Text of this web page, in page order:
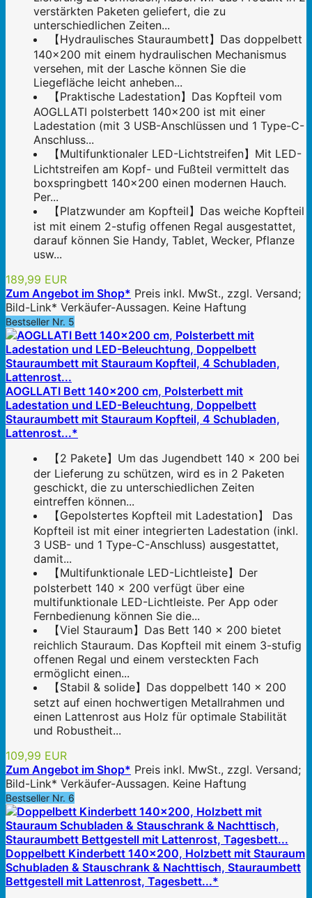
verstärkten Paketen geliefert, die zu
unterschiedlichen Zeiten...
【Hydraulisches Stauraumbett】Das doppelbett
140x200 mit einem hydraulischen Mechanismus
versehen, mit der Lasche können Sie die
Liegefläche leicht anheben...
【Praktische Ladestation】Das Kopfteil vom
AOGLLATI polsterbett 140x200 ist mit einer
Ladestation (mit 3 USB-Anschlüssen und 1 Type-C-
Anschluss...
【Multifunktionaler LED-Lichtstreifen】Mit LED-
Lichtstreifen am Kopf- und Fußteil vermittelt das
boxspringbett 140x200 einen modernen Hauch.
Per...
【Platzwunder am Kopfteil】Das weiche Kopfteil
ist mit einem 2-stufig offenen Regal ausgestattet,
darauf können Sie Handy, Tablet, Wecker, Pflanze
usw...
189,99 EUR
Zum Angebot im Shop* Preis inkl. MwSt., zzgl. Versand;
Bild-Link* Verkäufer-Aussagen. Keine Haftung
Bestseller Nr. 5
AOGLLATI Bett 140×200 cm, Polsterbett mit
Ladestation und LED-Beleuchtung, Doppelbett
Stauraumbett mit Stauraum Kopfteil, 4 Schubladen,
Lattenrost...*
【2 Pakete】Um das Jugendbett 140 x 200 bei
der Lieferung zu schützen, wird es in 2 Paketen
geschickt, die zu unterschiedlichen Zeiten
eintreffen können...
【Gepolstertes Kopfteil mit Ladestation】 Das
Kopfteil ist mit einer integrierten Ladestation (inkl.
3 USB- und 1 Type-C-Anschluss) ausgestattet,
damit...
【Multifunktionale LED-Lichtleiste】Der
polsterbett 140 x 200 verfügt über eine
multifunktionale LED-Lichtleiste. Per App oder
Fernbedienung können Sie die...
【Viel Stauraum】Das Bett 140 x 200 bietet
reichlich Stauraum. Das Kopfteil mit einem 3-stufig
offenen Regal und einem versteckten Fach
ermöglicht einen...
【Stabil & solide】Das doppelbett 140 x 200
setzt auf einen hochwertigen Metallrahmen und
einen Lattenrost aus Holz für optimale Stabilität
und Robustheit...
109,99 EUR
Zum Angebot im Shop* Preis inkl. MwSt., zzgl. Versand;
Bild-Link* Verkäufer-Aussagen. Keine Haftung
Bestseller Nr. 6
Doppelbett Kinderbett 140x200, Holzbett mit Stauraum
Schubladen & Stauschrank & Nachttisch, Stauraumbett
Bettgestell mit Lattenrost, Tagesbett...*